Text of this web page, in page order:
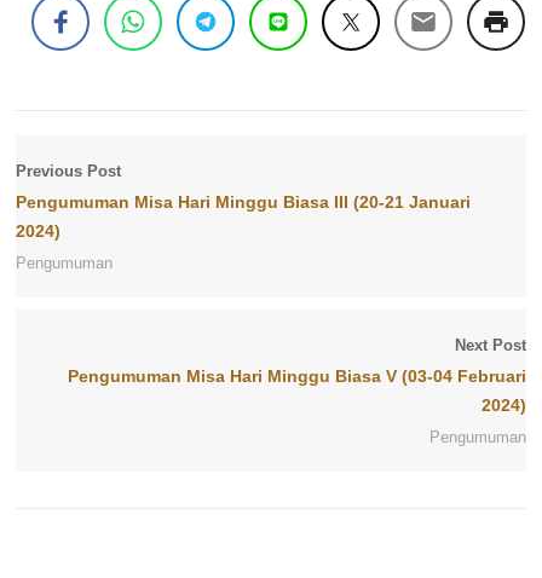
Previous Post
Pengumuman Misa Hari Minggu Biasa III (20-21 Januari
2024)
Pengumuman
Next Post
Pengumuman Misa Hari Minggu Biasa V (03-04 Februari
2024)
Pengumuman